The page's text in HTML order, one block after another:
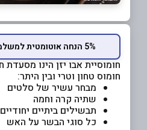
5% הנחה אוטומטית למשלמים בכרטיס המועדון
חומוסיית אבו יזן הינו
חומוס טחון וטרי ובין היתר:
מבחר עשיר של סלטים
שתיה קרה וחמה
תבשילים ביתיים יחודיים
כל סוגי הבשר על האש